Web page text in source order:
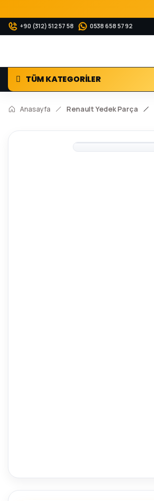
+90 (312) 512 57 58 0538 658 57 92
TÜM KATEGORİLER
Anasayfa Renault Yedek Parça